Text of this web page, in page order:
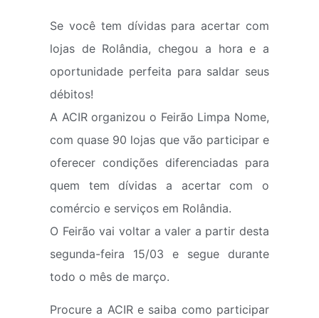
Se você tem dívidas para acertar com
lojas de Rolândia, chegou a hora e a
oportunidade perfeita para saldar seus
débitos!
A ACIR organizou o Feirão Limpa Nome,
com quase 90 lojas que vão participar e
oferecer condições diferenciadas para
quem tem dívidas a acertar com o
comércio e serviços em Rolândia.
O Feirão vai voltar a valer a partir desta
segunda-feira 15/03 e segue durante
todo o mês de março.
Procure a ACIR e saiba como participar